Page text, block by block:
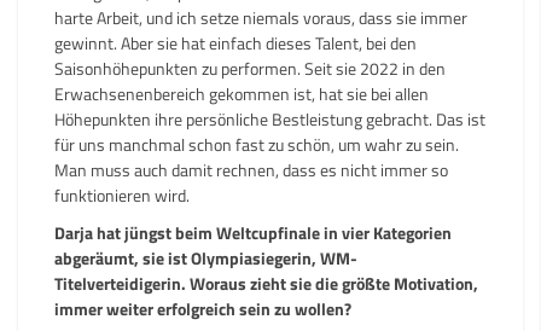
harte Arbeit, und ich setze niemals voraus, dass sie immer
gewinnt. Aber sie hat einfach dieses Talent, bei den
Saisonhöhepunkten zu performen. Seit sie 2022 in den
Erwachsenenbereich gekommen ist, hat sie bei allen
Höhepunkten ihre persönliche Bestleistung gebracht. Das ist
für uns manchmal schon fast zu schön, um wahr zu sein.
Man muss auch damit rechnen, dass es nicht immer so
funktionieren wird.
Darja hat jüngst beim Weltcupfinale in vier Kategorien
abgeräumt, sie ist Olympiasiegerin, WM-
Titelverteidigerin. Woraus zieht sie die größte Motivation,
immer weiter erfolgreich sein zu wollen?